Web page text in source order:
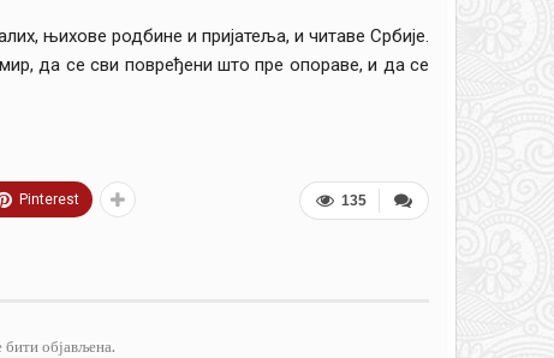
, њихове родбине и пријатеља, и читаве Србије.
да се сви повређени што пре опораве, и да се
135
Pinterest
објављена.